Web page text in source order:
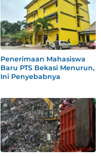
Penerimaan Mahasiswa
Baru PTS Bekasi Menurun,
Ini Penyebabnya